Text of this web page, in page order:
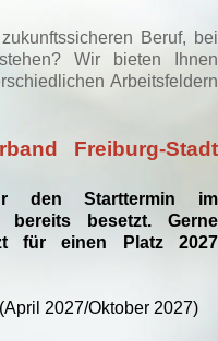
Beruf, bei
Wir bieten Ihnen
Arbeitsfeldern
Freiburg-Stadt
den Starttermin im
bereits besetzt. Gerne
für einen Platz 2027
2027/Oktober 2027)